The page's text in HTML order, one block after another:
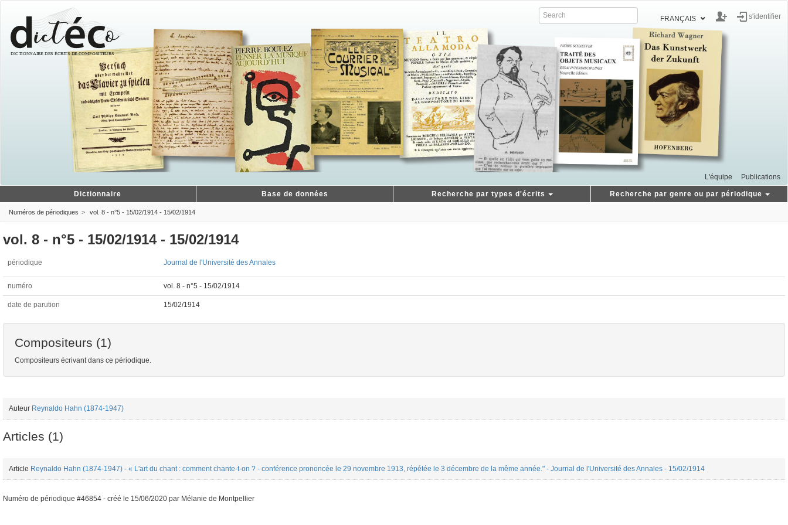
FRANÇAIS s'identifier
L'équipe Publications
Dictionnaire Base de données Recherche par types d'écrits Recherche par genre ou par périodique
Numéros de périodiques vol. 8 - n°5 - 15/02/1914 - 15/02/1914
vol. 8 - n°5 - 15/02/1914 - 15/02/1914
périodique Journal de l'Université des Annales
numéro vol. 8 - n°5 - 15/02/1914
date de parution 15/02/1914
Compositeurs (1)
Compositeurs écrivant dans ce périodique.
Auteur Reynaldo Hahn (1874-1947)
Articles (1)
Article Reynaldo Hahn (1874-1947) - « L'art du chant : comment chante-t-on ? - conférence prononcée le 29 novembre 1913, répétée le 3 décembre de la même année." - Journal de l'Université des Annales - 15/02/1914
Numéro de périodique #46854 - créé le 15/06/2020 par Mélanie de Montpellier